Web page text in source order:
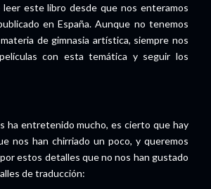
leer este libro desde que nos enteramos
en España. Aunque no tenemos
de gimnasia artística, siempre nos
con esta temática y seguir los
ha entretenido mucho, es cierto que hay
nos han chirriado un poco, y queremos
estos detalles que no nos han gustado
de traducción: